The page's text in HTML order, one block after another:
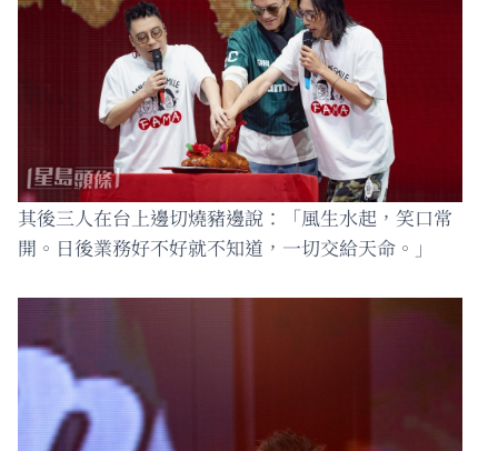
其後三人在台上邊切燒豬邊說：「風生水起，笑口常
開。日後業務好不好就不知道，一切交給天命。」